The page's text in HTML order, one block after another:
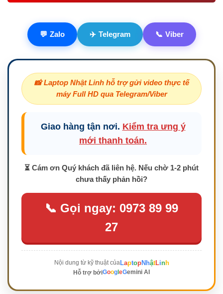
Linh Kiện Laptop
Màn hình Laptop
Có3Sản phẩm
Có
Sản phẩm
Pin Laptop
💬 Zalo ✈️ Telegram 📞 Viber
📸 Laptop Nhật Linh hỗ trợ gửi video thực tế
máy Full HD qua Telegram/Viber
Giao hàng tận nơi. Kiểm tra ưng ý
mới thanh toán.
⏳ Cám ơn Quý khách đã liên hệ. Nếu chờ 1-2 phút
chưa thấy phản hồi?
📞 Gọi ngay: 0973 89 99
27
Nội dung từ kỹ thuật củaLaptopNhậtLinh
Hỗ trợ bởiGoog eGemini AI